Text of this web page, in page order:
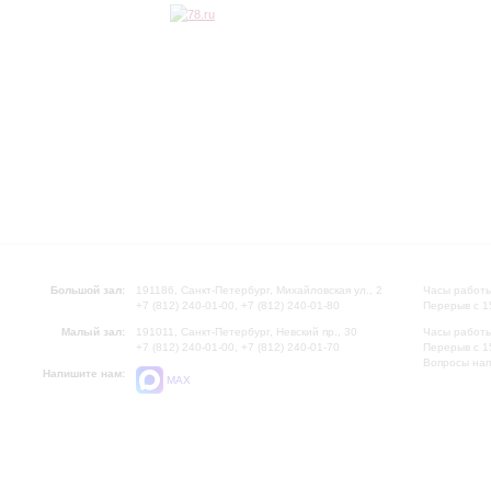
Большой зал:
191186, Санкт-Петербург, Михайловская ул., 2
+7 (812) 240-01-00, +7 (812) 240-01-80
Малый зал:
191011, Санкт-Петербург, Невский пр., 30
+7 (812) 240-01-00, +7 (812) 240-01-70
Напишите нам:
MAX
Часы
Перерыв с
Часы
Перерыв с
Вопросы